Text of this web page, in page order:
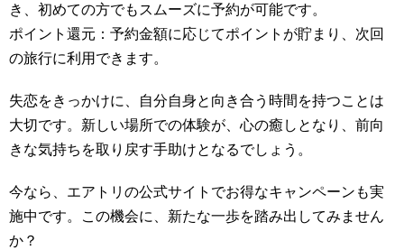
き、初めての方でもスムーズに予約が可能です。
ポイント還元：予約金額に応じてポイントが貯まり、次回
の旅行に利用できます。
失恋をきっかけに、自分自身と向き合う時間を持つことは
大切です。新しい場所での体験が、心の癒しとなり、前向
きな気持ちを取り戻す手助けとなるでしょう。
今なら、エアトリの公式サイトでお得なキャンペーンも実
施中です。この機会に、新たな一歩を踏み出してみません
か？